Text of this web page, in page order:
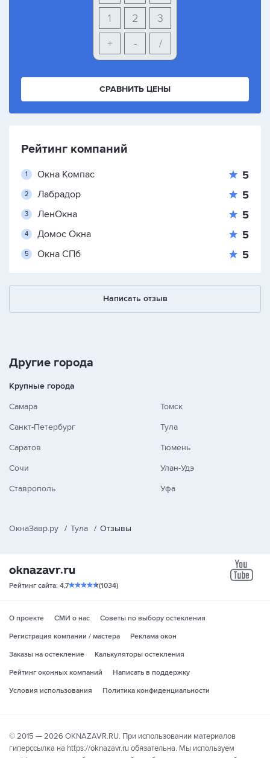
3
2
1
+
- /
СРАВНИТЬ ЦЕНЫ
Рейтинг компаний
Окна Компас 5
Лабрадор 5
ЛенОкна 5
Домос Окна 5
Окна СПб 5
Написать отзыв
Другие города
Крупные города
Самара
Санкт-Петербург
Саратов
Сочи
Ставрополь
Томск
Тула
Тюмень
Улан-Удэ
Уфа
ОкнаЗавр.ру / Тула / Отзывы
Рейтинг сайта: 4,7 (1034)
О проекте СМИ о нас
Советы по выбору остекления
Регистрация компании / мастера
Реклама окон
Заказы на остекление
Калькуляторы остекления
Рейтинг оконных компаний
Написать в поддержку
Условия использования
Политика конфиденциальности
© 2015 — 2026 OKNAZAVR.RU. При использовании материалов
гиперссылка на https://oknazavr.ru обязательна. Мы используем